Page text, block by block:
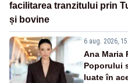
facilitarea tranzitului prin
și bovine
6 aug. 2026,
Ana Maria
Poporului
luate în